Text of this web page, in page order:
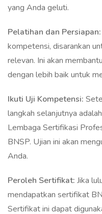
yang Anda geluti.
Pelatihan dan Persiapan:
kompetensi, disarankan
relevan. Ini akan
dengan lebih baik untuk
Ikuti Uji Kompetensi:
langkah selanjutnya
Lembaga Sertifikasi
BNSP. Ujian ini akan
Anda.
Peroleh Sertifikat: Jika
mendapatkan sertifikat
Sertifikat ini dapat